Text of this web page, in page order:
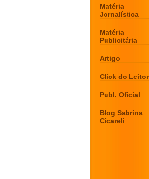
Matéria
Jornalística
Matéria
Publicitária
Artigo
Click do Leitor
Publ. Oficial
Blog Sabrina
Cicareli